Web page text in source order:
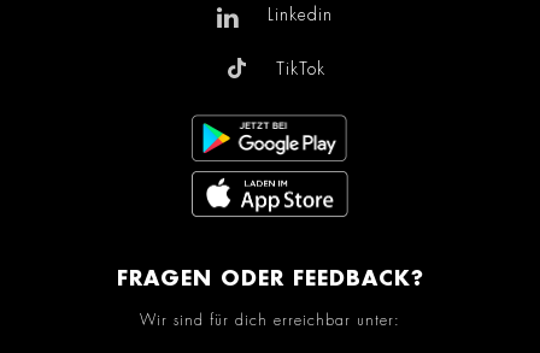
Linkedin
TikTok
FRAGEN ODER FEEDBACK?
Wir sind für dich erreichbar unter: